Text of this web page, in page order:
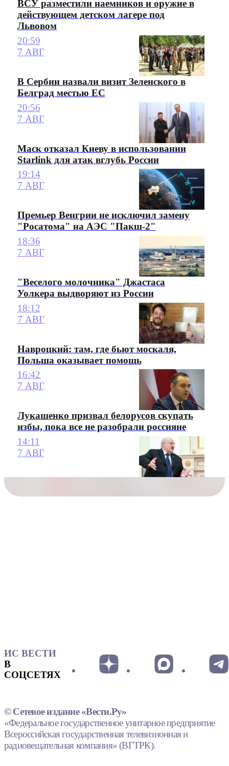
ВСУ разместили наемников и оружие в
действующем детском лагере под
Львовом
20:59
7 АВГ
В Сербии назвали визит Зеленского в
Белград местью ЕС
20:56
7 АВГ
Маск отказал Киеву в использовании
Starlink для атак вглубь России
19:14
7 АВГ
Премьер Венгрии не исключил замену
"Росатома" на АЭС "Пакш-2"
18:36
7 АВГ
"Веселого молочника" Джастаса
Уолкера выдворяют из России
18:12
7 АВГ
Навроцкий: там, где бьют москаля,
Польша оказывает помощь
16:42
7 АВГ
Лукашенко призвал белорусов скупать
избы, пока все не разобрали россияне
14:11
7 АВГ
ИС ВЕСТИ
В
СОЦСЕТЯХ
© Сетевое издание «Вести.Ру»
«Федеральное государственное унитарное предприятие
Всероссийская государственная телевизионная и
радиовещательная компания» (ВГТРК).